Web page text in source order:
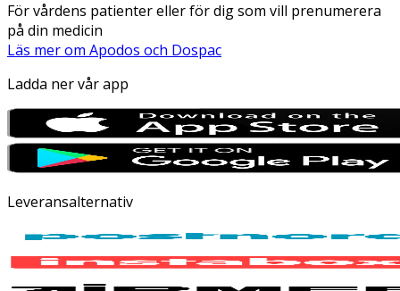
För vårdens patienter eller för dig som vill prenumerera
på din medicin
Läs mer om Apodos och Dospac
Ladda ner vår app
Leveransalternativ